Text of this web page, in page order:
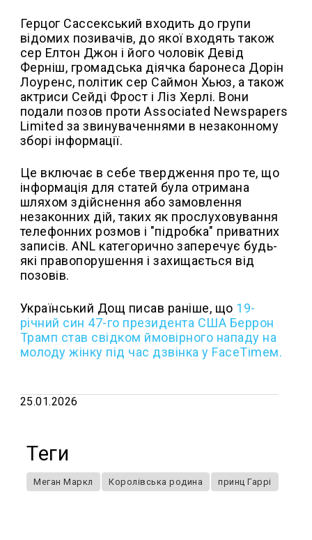
Герцог Сассекський входить до групи
відомих позивачів, до якої входять також
сер Елтон Джон і його чоловік Девід
Ферніш, громадська діячка баронеса Дорін
Лоуренс, політик сер Саймон Хьюз, а також
актриси Сейді Фрост і Ліз Херлі. Вони
подали позов проти Associated Newspapers
Limited за звинуваченнями в незаконному
зборі інформації.
Це включає в себе твердження про те, що
інформація для статей була отримана
шляхом здійснення або замовлення
незаконних дій, таких як прослуховування
телефонних розмов і "підробка" приватних
записів. ANL категорично заперечує будь-
які правопорушення і захищається від
позовів.
Український Дощ писав раніше, що 19-
річний син 47-го президента США Беррон
Трамп став свідком ймовірного нападу на
молоду жінку під час дзвінка у FaceTimeм.
25.01.2026
Теги
Меган Маркл Королівська родина принц Гаррі